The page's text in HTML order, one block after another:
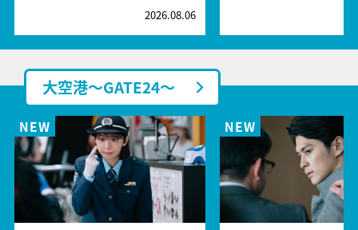
2026.08.06
大空港～GATE24～